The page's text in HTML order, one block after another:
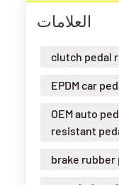
العلامات
clutch pedal
EPDM car
OEM auto
resistant
brake rubber